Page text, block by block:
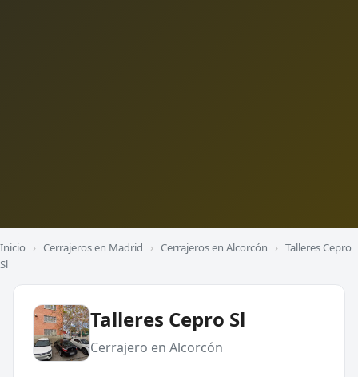
Inicio › Cerrajeros en Madrid › Cerrajeros en Alcorcón › Talleres Cepro
Sl
Talleres Cepro Sl
Cerrajero en Alcorcón